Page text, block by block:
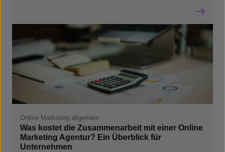
Online Marketing allgemein
Was kostet die Zusammenarbeit mit einer Online
Marketing Agentur? Ein Überblick für
Unternehmen